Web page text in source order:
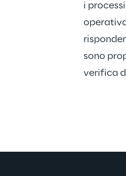
i
sono
verifica